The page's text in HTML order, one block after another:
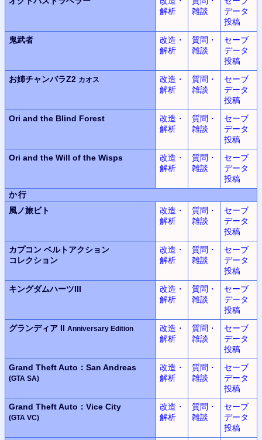
解析
雑談
データ
投稿
鬼武者
改造・
解析
質問・
雑談
セーブ
データ
投稿
お姉チャンバラZ2 カオス
改造・
解析
質問・
雑談
セーブ
データ
投稿
Ori and the Blind Forest
改造・
解析
質問・
雑談
セーブ
データ
投稿
Ori and the Will of the Wisps
改造・
解析
質問・
雑談
セーブ
データ
投稿
か行
風ノ旅ビト
改造・
解析
質問・
雑談
セーブ
データ
投稿
カプコン ベルトアクション
コレクション
改造・
解析
質問・
雑談
セーブ
データ
投稿
キングダムハーツIII
改造・
解析
質問・
雑談
セーブ
データ
投稿
グランディア II Anniversary Edition
改造・
解析
質問・
雑談
セーブ
データ
投稿
Grand Theft Auto：San Andreas
(GTA SA)
改造・
解析
質問・
雑談
セーブ
データ
投稿
Grand Theft Auto：Vice City
(GTA VC)
改造・
解析
質問・
雑談
セーブ
データ
投稿